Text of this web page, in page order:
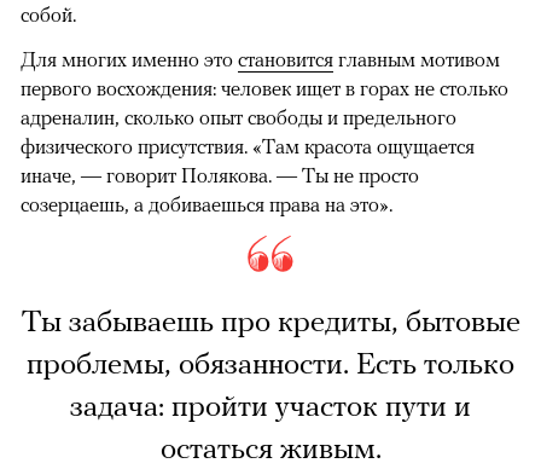
собой.
Для многих именно это становится главным мотивом
первого восхождения: человек ищет в горах не столько
адреналин, сколько опыт свободы и предельного
физического присутствия. «Там красота ощущается
иначе, — говорит Полякова. — Ты не просто
созерцаешь, а добиваешься права на это».
Ты забываешь про кредиты, бытовые
проблемы, обязанности. Есть только
задача: пройти участок пути и
остаться живым.